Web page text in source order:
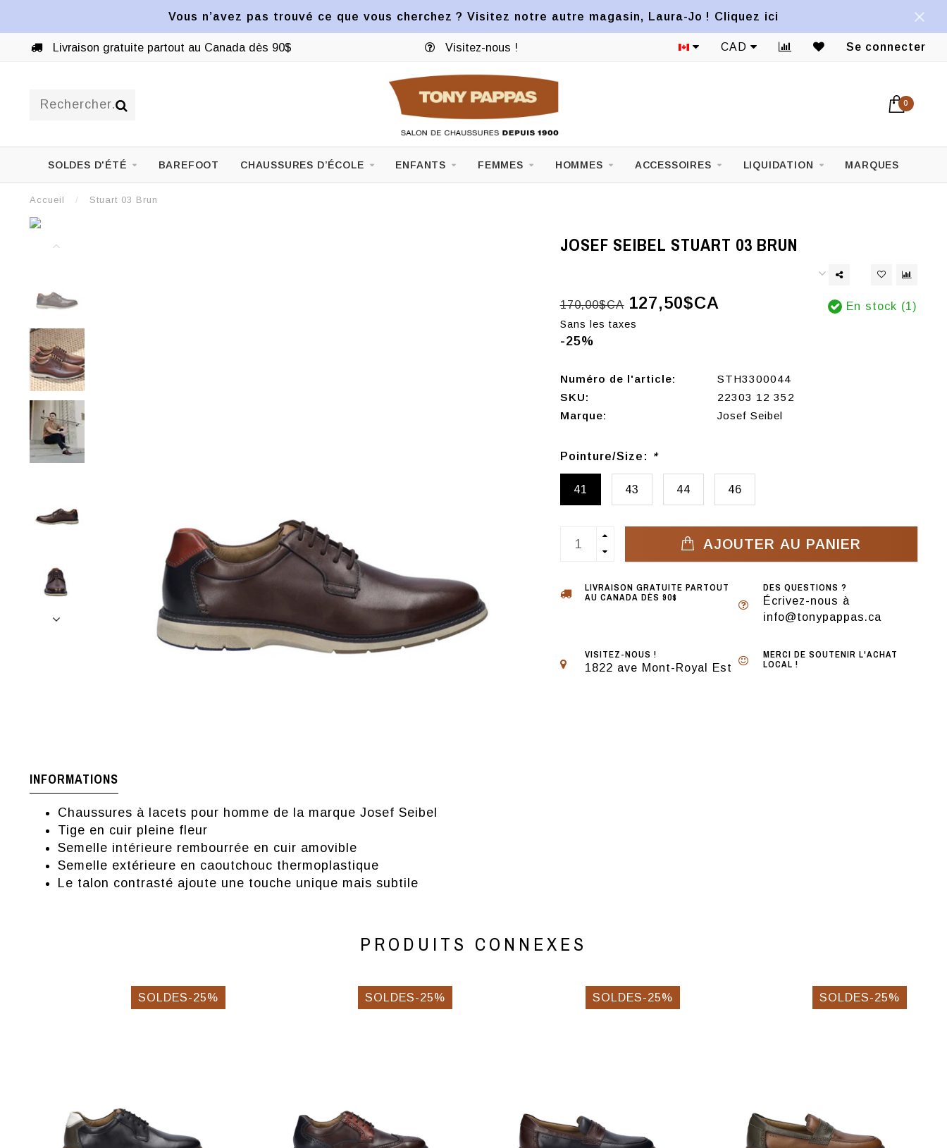
Vous n’avez pas trouvé ce que vous cherchez ? Visitez notre autre magasin, Laura-Jo ! Cliquez ici
Livraison gratuite partout au Canada dès 90$ Visitez-nous ! CAD Se connecter
0
SOLDES D'ÉTÉ BAREFOOT CHAUSSURES D’ÉCOLE ENFANTS FEMMES HOMMES ACCESSOIRES LIQUIDATION MARQUES
Accueil / Stuart 03 Brun
JOSEF SEIBEL STUART 03 BRUN
170,00$CA 127,50$CA
Sans les taxes
-25%
En stock (1)
Numéro de l'article:
STH3300044
SKU:
22303 12 352
Marque:
Josef Seibel
Pointure/Size: *
41 43 44 46
AJOUTER AU PANIER
LIVRAISON GRATUITE PARTOUT
AU CANADA DÈS 90$
DES QUESTIONS ?
Écrivez-nous à
info@tonypappas.ca
VISITEZ-NOUS !
1822 ave Mont-Royal Est
MERCI DE SOUTENIR L'ACHAT
LOCAL !
INFORMATIONS
Chaussures à lacets pour homme de la marque Josef Seibel
Tige en cuir pleine fleur
Semelle intérieure rembourrée en cuir amovible
Semelle extérieure en caoutchouc thermoplastique
Le talon contrasté ajoute une touche unique mais subtile
PRODUITS CONNEXES
SOLDES-25% SOLDES-25% SOLDES-25% SOLDES-25%